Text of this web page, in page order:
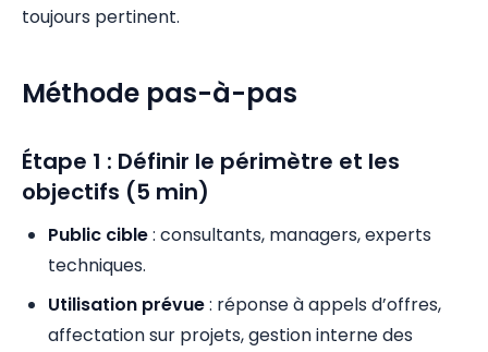
toujours pertinent.
Méthode pas-à-pas
Étape 1 : Définir le périmètre et les
objectifs (5 min)
Public cible: consultants, managers, experts
techniques.
Utilisation prévue: réponse à appels d’offres,
affectation sur projets, gestion interne des